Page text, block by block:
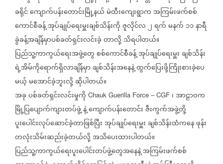
ခရိုင်ကျောက်ပန်းတောင်းမြို့နယ်မဲထီးကျေးရွာကအကြမ်းဖက်စစ်
ကောင်စီခန့်အုပ်ချုပ်ရေးမှူးချစ်သိန်းကိုဇူလိုင်လ၂ရက်မနက် ၁၁နာရီ
ခွဲခန့်အချိန်မှာပစ်ခတ်ရှင်းလင်းခဲ့တာလို့သိရပါတယ်။
ပြည်သူ့ကာကွယ်ရေးအဖွဲ့တွေစစ်ကောင်စီခန့်အုပ်ချုပ်ရေးမှူးချစ်သိန်း
ရဲ့အိမ်ကိုရောက်ရှိလာချိန်မှာချစ်သိန်းအနေနဲ့ထွက်ပြေးဖို့ကြိုးစားခဲ့ပေ
မယ့်မအောင်ခဲ့ဘူးလို့ဆိုပါတယ်။
အခုပစ်ခတ်ရှင်းလင်းမှုကို Chauk Guerilla Force – CGF ၊အာဠာဝက
မြို့ပြပျောက်ကျားတပ်ဖွဲ့နဲ့ကျောက်ပန်းတောင်းဇီးကွက်အဖွဲ့တို့
ပူးပေါင်းလုပ်ဆောင်ခဲ့တာဖြစ်ပြီးအုပ်ချုပ်ရေးမှူးချစ်သိန်းထံကနေဖုန်း
တလုံးသိမ်းဆည်းခဲ့တယ်လို့အသိပေးထားပါတယ်။
ပြည်သူ့ကာကွယ်ရေးပူးပေါင်းတပ်ဖွဲ့တွေအနေနဲ့အကြမ်းဖက်စစ်